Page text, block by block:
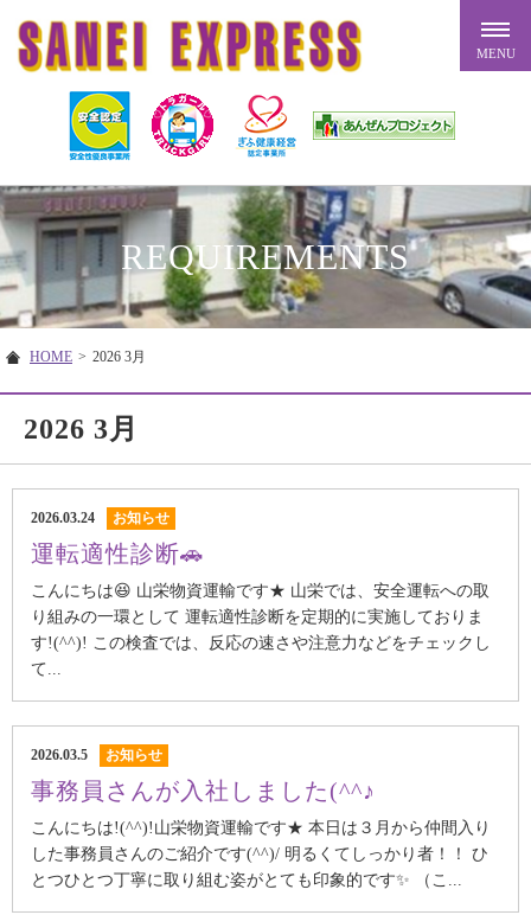
REQUIREMENTS
HOME > 2026 3月
2026 3月
2026.03.24 お知らせ
運転適性診断🚗
こんにちは😆 山栄物資運輸です★ 山栄では、安全運転への取
り組みの一環として 運転適性診断を定期的に実施しておりま
す!(^^)! この検査では、反応の速さや注意力などをチェックし
て...
2026.03.5 お知らせ
事務員さんが入社しました(^^♪
こんにちは!(^^)!山栄物資運輸です★ 本日は３月から仲間入り
した事務員さんのご紹介です(^^)/ 明るくてしっかり者！！ ひ
とつひとつ丁寧に取り組む姿がとても印象的です✨ （こ...